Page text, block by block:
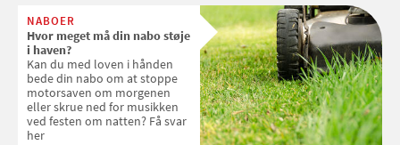
med SPF kan erstatte
solcreme, når man bevæger
sig ud i solen
NABOER
Hvor meget må din nabo støje
i haven?
Kan du med loven i hånden
bede din nabo om at stoppe
motorsaven om morgenen
eller skrue ned for musikken
ved festen om natten? Få svar
her